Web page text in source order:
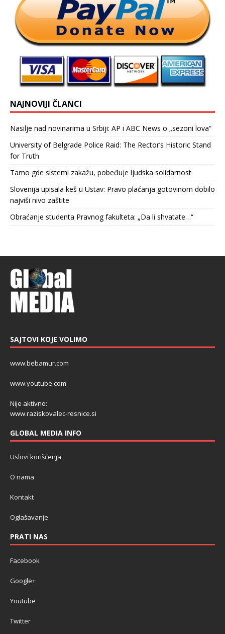
NAJNOVIJI ČLANCI
Nasilje nad novinarima u Srbiji: AP i ABC News o „sezoni lova“
University of Belgrade Police Raid: The Rector’s Historic Stand
for Truth
Tamo gde sistemi zakažu, pobeđuje ljudska solidarnost
Slovenija upisala keš u Ustav: Pravo plaćanja gotovinom dobilo
najviši nivo zaštite
Obraćanje studenta Pravnog fakulteta: „Da li shvatate…“
SAJTOVI KOJE VOLIMO
www.bebamur.com
www.youtube.com
Nije aktivno:
www.raziskovalec-resnice.si
GLOBAL MEDIA INFO
Uslovi korišćenja
O nama
Kontakt
Oglašavanje
PRATI NAS
Facebook
Google+
Youtube
Twitter